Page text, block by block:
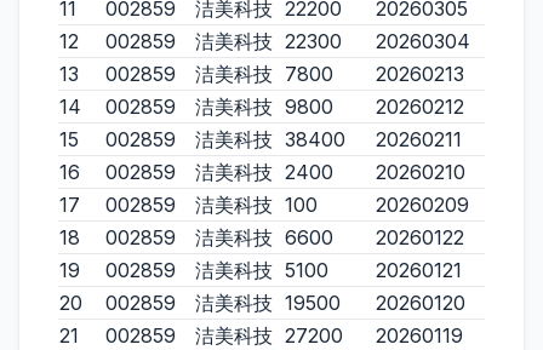
11
002859 洁美科技 22200
20260305
12
002859 洁美科技 22300
20260304
13
002859 洁美科技 7800
20260213
14
002859 洁美科技 9800
20260212
15
002859 洁美科技 38400
20260211
16
002859 洁美科技 2400
20260210
17
002859 洁美科技 100
20260209
18
002859 洁美科技 6600
20260122
19
002859 洁美科技 5100
20260121
20
002859 洁美科技 19500
20260120
21
002859 洁美科技 27200
20260119